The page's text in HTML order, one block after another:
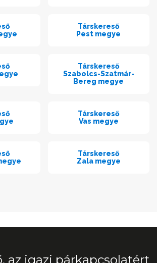
Társkereső
Pest megye
Társkereső
Szabolcs-Szatmár-
Bereg megye
Társkereső
Vas megye
Társkereső
Zala megye
az igazi párkapcsolatért